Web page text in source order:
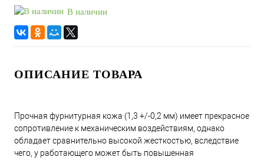
В наличии
ОПИСАНИЕ ТОВАРА
Прочная фурнитурная кожа (1,3 +/-0,2 мм) имеет прекрасное
сопротивление к механическим воздействиям, однако
обладает сравнительно высокой жесткостью, вследствие
чего, у работающего может быть повышенная